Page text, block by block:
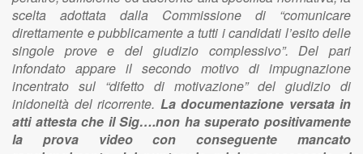
scelta adottata dalla Commissione di “comunicare
direttamente e pubblicamente a tutti i candidati l’esito delle
singole prove e del giudizio complessivo”. Del pari
infondato appare il secondo motivo di impugnazione
incentrato sul “difetto di motivazione” del giudizio di
inidoneità del ricorrente. La documentazione versata in
atti attesta che il Sig….non ha superato positivamente
la prova video con conseguente mancato